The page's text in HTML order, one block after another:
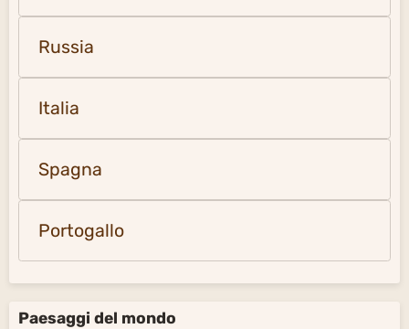
Russia
Italia
Spagna
Portogallo
Paesaggi del mondo